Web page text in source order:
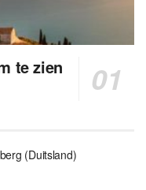
te zien
(Duitsland)